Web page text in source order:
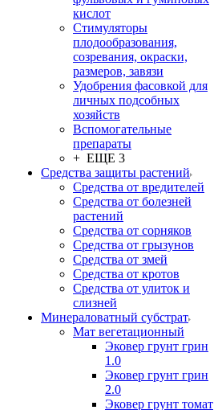
кислот
Стимуляторы
плодообразования,
созревания, окраски,
размеров, завязи
Удобрения фасовкой для
личных подсобных
хозяйств
Вспомогательные
препараты
+ ЕЩЕ 3
Средства защиты растений
Средства от вредителей
Средства от болезней
растений
Средства от сорняков
Средства от грызунов
Средства от змей
Средства от кротов
Средства от улиток и
слизней
Минераловатный субстрат
Мат вегетационный
Эковер грунт грин
1.0
Эковер грунт грин
2.0
Эковер грунт томат